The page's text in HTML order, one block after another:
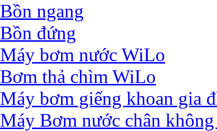
Bồn ngang
Bồn đứng
Máy bơm nước WiLo
Bơm thả chìm WiLo
Máy bơm giếng khoan gia
Máy Bơm nước chân